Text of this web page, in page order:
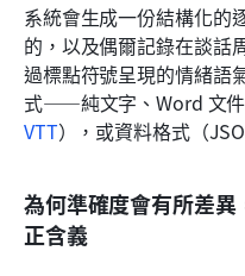
系統會生成一份結構化的
的，以及偶爾記錄在談話
過標點符號呈現的情緒語
式——純文字、Word 文件
VTT），或資料格式（
為何準確度會有所差
正含義